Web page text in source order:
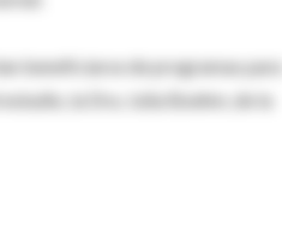
beneficiarse de programas para
la Dra. Julia Boehm, de la